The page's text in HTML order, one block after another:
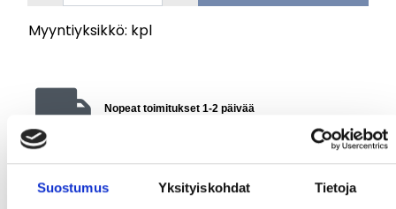
Suostumus Yksityiskohdat Tietoja
Myyntiyksikkö: kpl
Nopeat toimitukset 1-2 päivää